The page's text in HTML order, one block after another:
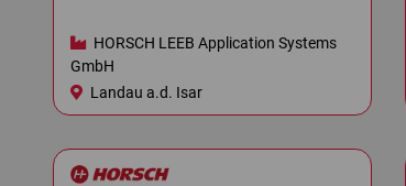
HORSCH LEEB Application Systems
GmbH
Landau a.d. Isar